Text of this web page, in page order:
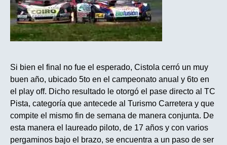
Si bien el final no fue el esperado, Cistola cerró un muy
buen año, ubicado 5to en el campeonato anual y 6to en
el play off. Dicho resultado le otorgó el pase directo al TC
Pista, categoría que antecede al Turismo Carretera y que
compite el mismo fin de semana de manera conjunta. De
esta manera el laureado piloto, de 17 años y con varios
pergaminos bajo el brazo, se encuentra a un paso de ser